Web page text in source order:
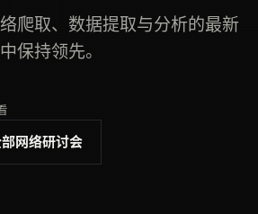
爬取、数据提取与分析的最新
保持领先。
网络研讨会